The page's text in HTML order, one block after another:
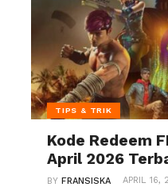
TIPS & TRIK
Kode Redeem
April 2026
BYFRANSISKA APRIL 16,